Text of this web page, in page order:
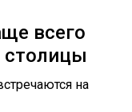
всего
столицы